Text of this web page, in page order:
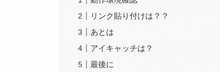
リンク貼り付けは？？
あとは
アイキャッチは？
最後に